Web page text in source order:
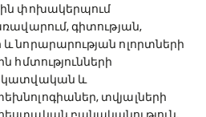
փոխակերպում
գիտության,
նորարարության ոլորտների
հմտությունների
և
տվյալների